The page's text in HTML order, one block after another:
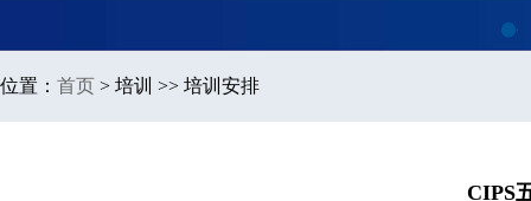
1
位置： 首页 > 培训 >> 培训安排
CIPS